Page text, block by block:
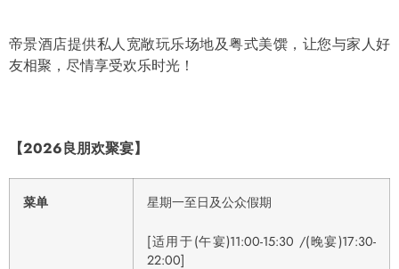
帝景酒店提供私人宽敞玩乐场地及粤式美馔，让您与家人好
友相聚，尽情享受欢乐时光！
【2026 良朋欢聚宴】
菜单 星期一至日及公众假期
[适用于(午宴)11:00-15:30 /(晚宴)17:30-
22:00]